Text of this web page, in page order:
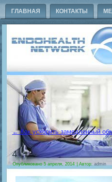
ГЛАВНАЯ КОНТАКТЫ
←Как ускорить замедленный
4
Опубликовано 5 апреля, 2014|Автор: admin